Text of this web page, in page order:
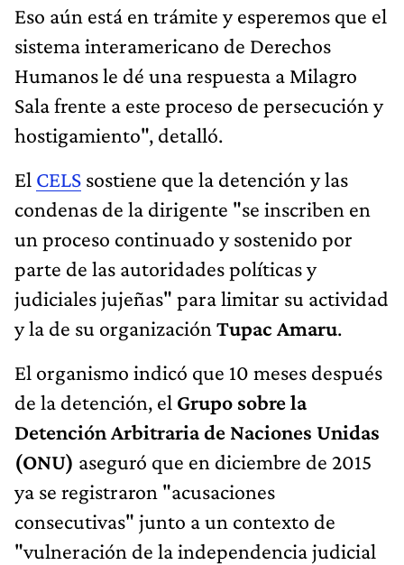
Eso aún está en trámite y esperemos que el
sistema interamericano de Derechos
Humanos le dé una respuesta a Milagro
Sala frente a este proceso de persecución y
hostigamiento", detalló.
El CELS sostiene que la detención y las
condenas de la dirigente "se inscriben en
un proceso continuado y sostenido por
parte de las autoridades políticas y
judiciales jujeñas" para limitar su actividad
y la de su organización Tupac Amaru.
El organismo indicó que 10 meses después
de la detención, el Grupo sobre la
Detención Arbitraria de Naciones Unidas
(ONU) aseguró que en diciembre de 2015
ya se registraron "acusaciones
consecutivas" junto a un contexto de
"vulneración de la independencia judicial